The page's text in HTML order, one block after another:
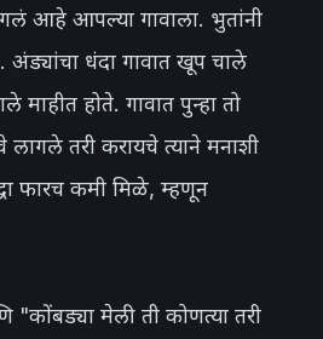
आहे आपल्या गावाला. भुतांनी
अंड्यांचा धंदा गावात खूप चाले
होते. गावात पुन्हा तो
तरी करायचे त्याने मनाशी
फारच कमी मिळे, म्हणून
"कोंबड्या मेली ती कोणत्या तरी